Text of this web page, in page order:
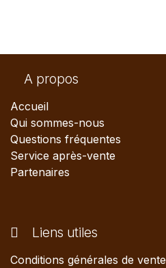
A propos
Accueil
Qui sommes-nous
Questions fréquentes
Service après-vente
Partenaires
Liens utiles
Conditions générales de vente